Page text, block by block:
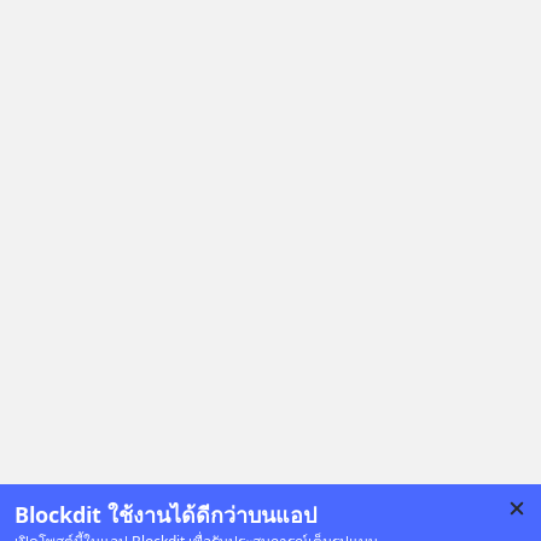
Blockdit ใช้งานได้ดีกว่าบนแอป